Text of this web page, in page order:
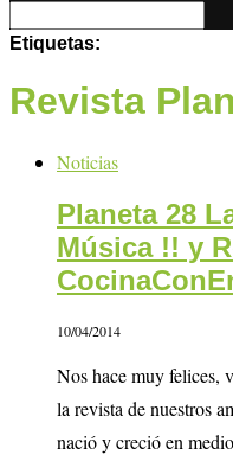
Etiquetas:
Revista
Noticias
Planeta 28
Música !! y
10/04/2014
Nos hace muy felices,
la revista de nuestros
nació y creció en